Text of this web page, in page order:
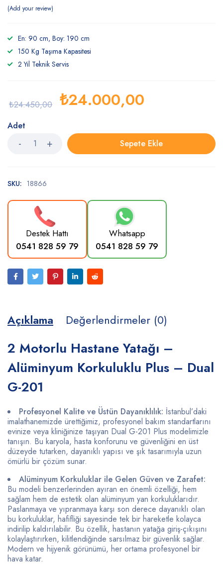
Add your review
En: 90 cm, Boy: 190 cm
150 Kg Taşıma Kapasitesi
2 Yıl Teknik Servis
₺24.450,00 ₺24.000,00
Adet
Sepete Ekle
SKU: 18866
Destek Hattı
0541 828 59 79
Whatsapp
0541 828 59 79
Açıklama Değerlendirmeler (0)
2 Motorlu Hastane Yatağı –
Alüminyum Korkuluklu Plus – Dual
G-201
Profesyonel Kalite ve Üstün Dayanıklılık: İstanbul’daki
imalathanemizde ürettiğimiz, profesyonel bakım standartlarını
evinize veya kliniğinize taşıyan Dual G-201 Plus modelimizle
tanışın. Bu karyola, hasta konforunu ve güvenliğini en üst
düzeyde tutarken, dayanıklı yapısı ve şık tasarımıyla uzun
ömürlü bir çözüm sunar.
Alüminyum Korkuluklar ile Gelen Güven ve Zarafet:
Bu modeli benzerlerinden ayıran en önemli özelliği, hem
sağlam hem de estetik olan alüminyum yan korkuluklarıdır.
Paslanmaya ve yıpranmaya karşı son derece dayanıklı olan
bu korkuluklar, hafifliği sayesinde tek bir hareketle kolayca
indirilip kaldırılabilir. Bu özellik, hastanın yatağa giriş-çıkışını
kolaylaştırırken, kilitlendiğinde sarsılmaz bir güvenlik sağlar.
Modern ve hijyenik görünümü, her ortama profesyonel bir
hava katar.